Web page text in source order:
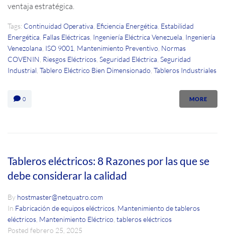
ventaja estratégica.
Tags: Continuidad Operativa Eficiencia Energética Estabilidad
Energética Fallas Eléctricas Ingeniería Eléctrica Venezuela Ingeniería
Venezolana ISO 9001 Mantenimiento Preventivo Normas
COVENIN Riesgos Eléctricos Seguridad Eléctrica Seguridad
Industrial Tablero Eléctrico Bien Dimensionado Tableros Industriales
0 MORE
Tableros eléctricos: 8 Razones por las que se
debe considerar la calidad
By hostmaster@netquatro.com
In Fabricación de equipos eléctricos Mantenimiento de tableros
eléctricos Mantenimiento Eléctrico tableros eléctricos
Posted febrero 25, 2025